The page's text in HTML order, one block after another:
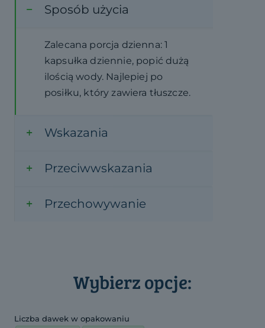
Sposób użycia
Zalecana porcja dzienna: 1
kapsułka dziennie, popić dużą
ilością wody. Najlepiej po
posiłku, który zawiera tłuszcze.
Wskazania
Przeciwwskazania
Przechowywanie
Wybierz opcje:
Liczba dawek w opakowaniu